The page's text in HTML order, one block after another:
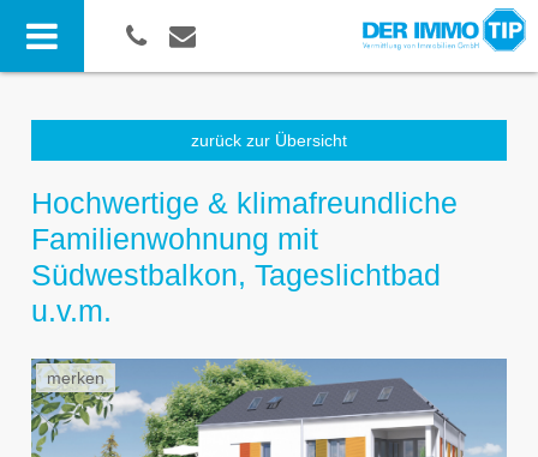
zurück zur Übersicht
Hochwertige & klimafreundliche
Familienwohnung mit
Südwestbalkon, Tageslichtbad
u.v.m.
merken